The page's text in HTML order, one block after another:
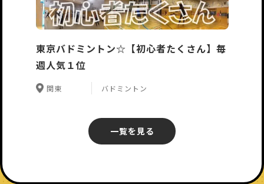
東京バドミントン☆【初心者たくさん】毎
週人気１位
関東 バドミントン
一覧を見る